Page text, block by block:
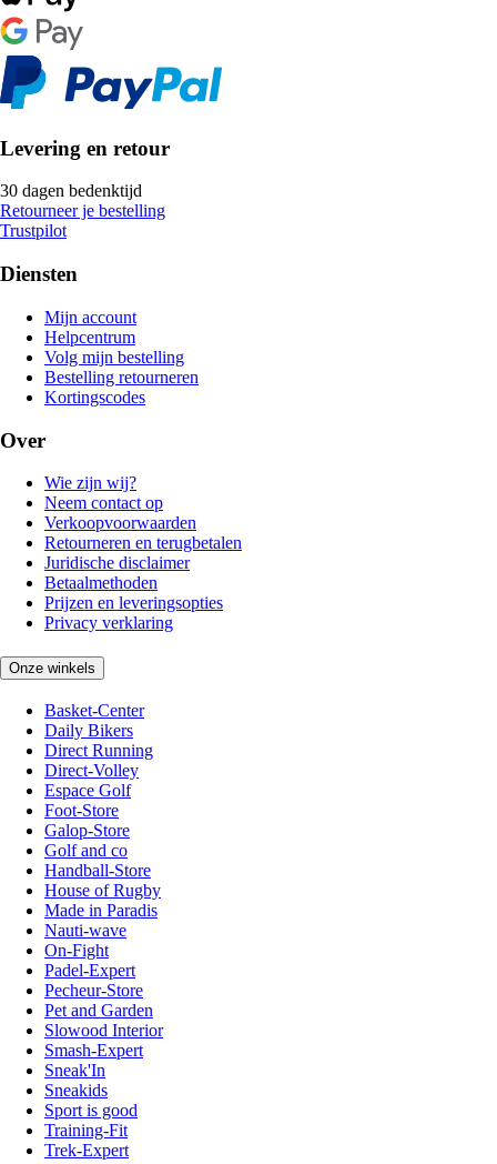
Levering en retour
30 dagen bedenktijd
Retourneer je bestelling
Trustpilot
Diensten
Mijn account
Helpcentrum
Volg mijn bestelling
Bestelling retourneren
Kortingscodes
Over
Wie zijn wij?
Neem contact op
Verkoopvoorwaarden
Retourneren en terugbetalen
Juridische disclaimer
Betaalmethoden
Prijzen en leveringsopties
Privacy verklaring
Onze winkels
Basket-Center
Daily Bikers
Direct Running
Direct-Volley
Espace Golf
Foot-Store
Galop-Store
Golf and co
Handball-Store
House of Rugby
Made in Paradis
Nauti-wave
On-Fight
Padel-Expert
Pecheur-Store
Pet and Garden
Slowood Interior
Smash-Expert
Sneak'In
Sneakids
Sport is good
Training-Fit
Trek-Expert